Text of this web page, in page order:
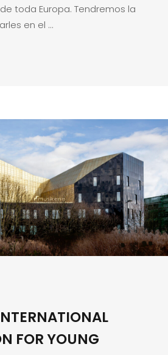
toda Europa. Tendremos la
en el
FOR YOUNG